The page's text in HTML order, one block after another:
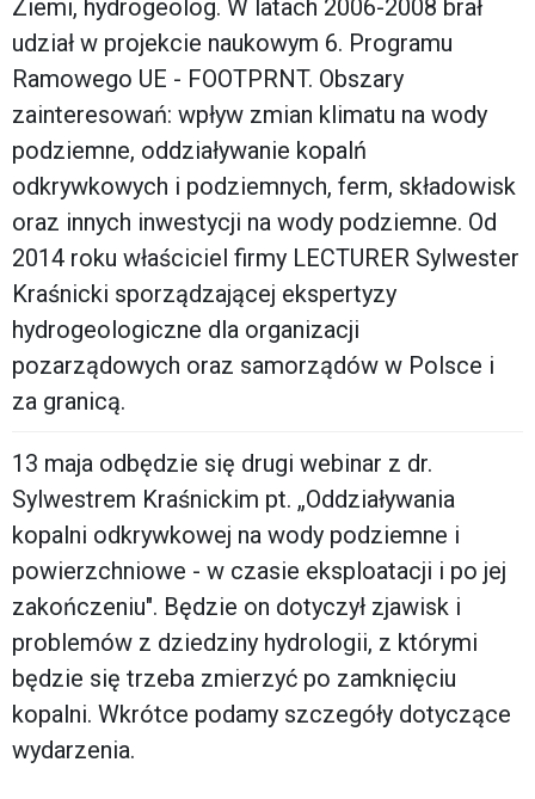
Ziemi, hydrogeolog. W latach 2006-2008 brał
udział w projekcie naukowym 6. Programu
Ramowego UE - FOOTPRNT. Obszary
zainteresowań: wpływ zmian klimatu na wody
podziemne, oddziaływanie kopalń
odkrywkowych i podziemnych, ferm, składowisk
oraz innych inwestycji na wody podziemne. Od
2014 roku właściciel firmy LECTURER Sylwester
Kraśnicki sporządzającej ekspertyzy
hydrogeologiczne dla organizacji
pozarządowych oraz samorządów w Polsce i
za granicą.
13 maja odbędzie się drugi webinar z dr.
Sylwestrem Kraśnickim pt. „Oddziaływania
kopalni odkrywkowej na wody podziemne i
powierzchniowe - w czasie eksploatacji i po jej
zakończeniu". Będzie on dotyczył zjawisk i
problemów z dziedziny hydrologii, z którymi
będzie się trzeba zmierzyć po zamknięciu
kopalni. Wkrótce podamy szczegóły dotyczące
wydarzenia.